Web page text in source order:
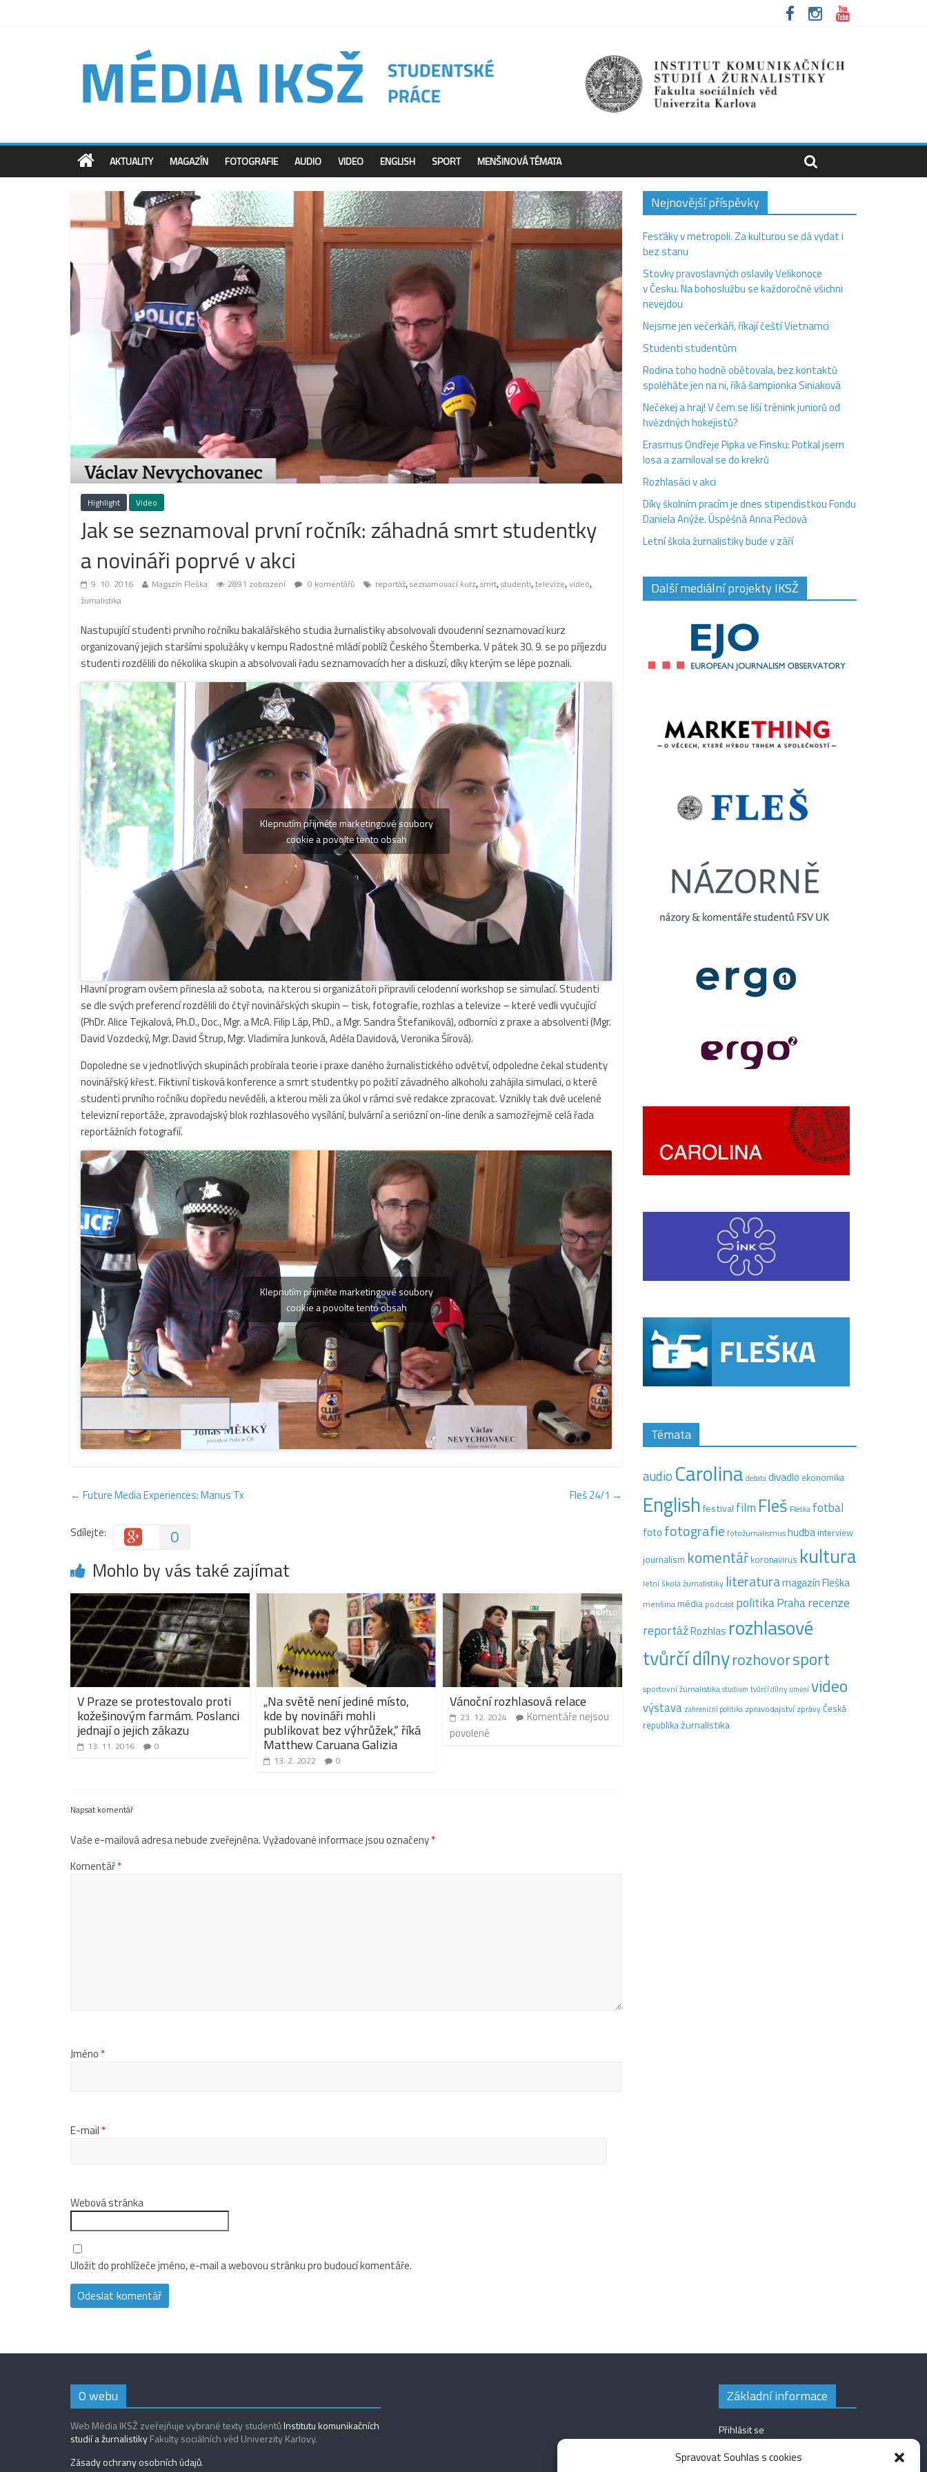
Spravovat Souhlas s cookies
AKTUALITY MAGAZÍN FOTOGRAFIE AUDIO VIDEO ENGLISH SPORT MENŠINOVÁ TÉMATA
Highlight Video
Jak se seznamoval první ročník: záhadná smrt studentky
a novináři poprvé v akci
9. 10. 2016 Magazín Fleška 2891 zobrazení 0 komentářů reportáž,seznamovací kurz,smrt,studenti,televize,video,
žurnalistika
Nastupující studenti prvního ročníku bakalářského studia žurnalistiky absolvovali dvoudenní seznamovací kurz
organizovaný jejich staršími spolužáky v kempu Radostné mládí poblíž Českého Štemberka. V pátek 30. 9. se po příjezdu
studenti rozdělili do několika skupin a absolvovali řadu seznamovacích her a diskuzí, díky kterým se lépe poznali.
Klepnutím přijměte marketingové soubory
cookie a povolte tento obsah
Hlavní program ovšem přinesla až sobota, na kterou si organizátoři připravili celodenní workshop se simulací. Studenti
se dle svých preferencí rozdělili do čtyř novinářských skupin – tisk, fotografie, rozhlas a televize – které vedli vyučující
(PhDr. Alice Tejkalová, Ph.D., Doc., Mgr. a McA. Filip Láp, PhD., a Mgr. Sandra Štefaniková), odborníci z praxe a absolventi (Mgr.
David Vozdecký, Mgr. David Štrup, Mgr. Vladimíra Junková, Adéla Davidová, Veronika Šírová).
Dopoledne se v jednotlivých skupinách probírala teorie i praxe daného žurnalistického odvětví, odpoledne čekal studenty
novinářský křest. Fiktivní tisková konference a smrt studentky po požití závadného alkoholu zahájila simulaci, o které
studenti prvního ročníku dopředu nevěděli, a kterou měli za úkol v rámci své redakce zpracovat. Vznikly tak dvě ucelené
televizní reportáže, zpravodajský blok rozhlasového vysílání, bulvární a seriózní on-line deník a samozřejmě celá řada
reportážních fotografií.
Klepnutím přijměte marketingové soubory
cookie a povolte tento obsah
← Future Media Experiences: Manus Tx Fleš 24/1 →
Sdílejte: 0
Mohlo by vás také zajímat
V Praze se protestovalo proti
kožešinovým farmám. Poslanci
jednají o jejich zákazu
13. 11. 2016 0
„Na světě není jediné místo,
kde by novináři mohli
publikovat bez výhrůžek,“ říká
Matthew Caruana Galizia
13. 2. 2022 0
Vánoční rozhlasová relace
23. 12. 2024
Komentáře nejsou
povolené
Napsat komentář
Vaše e-mailová adresa nebude zveřejněna.Vyžadované informace jsou označeny*
Komentář*
Jméno *
E-mail *
Webová stránka
Uložit do prohlížeče jméno, e-mail a webovou stránku pro budoucí komentáře.
Nejnovější příspěvky
Fesťáky v metropoli. Za kulturou se dá vydat i
bez stanu
Stovky pravoslavných oslavily Velikonoce
v Česku. Na bohoslužbu se každoročně všichni
nevejdou
Nejsme jen večerkáři, říkají čeští Vietnamci
Studenti studentům
Rodina toho hodně obětovala, bez kontaktů
spoléháte jen na ni, říká šampionka Siniaková
Nečekej a hraj! V čem se liší trénink juniorů od
hvězdných hokejistů?
Erasmus Ondřeje Pipka ve Finsku: Potkal jsem
losa a zamiloval se do krekrů
Rozhlasáci v akci
Díky školním pracím je dnes stipendistkou Fondu
Daniela Anýže. Úspěšná Anna Peclová
Letní škola žurnalistiky bude v září
Další mediální projekty IKSŽ
Témata
audio Carolina debatadivadlo ekonomika
Englishfestival film Fleš Fleška fotbal
foto fotografie fotožurnalismushudba interview
journalism komentář koronavirus kultura
letní škola žurnalistiky literaturamagazín Fleška
menšinamédia podcast politikaPraharecenze
reportážRozhlas rozhlasové
tvůrčí dílnyrozhovorsport
sportovní žurnalistikastudium tvůrčí dílny uměnívideo
výstava zahraniční politika zpravodajství zprávyČeská
republikažurnalistika
O webu
Web Média IKSŽ zveřejňuje vybrané texty studentůInstitutu komunikačních
studií a žurnalistikyFakulty sociálních věd Univerzity Karlovy.
Zásady ochrany osobních údajů.
Základní informace
Přihlásit se
Zdroj kanálů (příspěvky)